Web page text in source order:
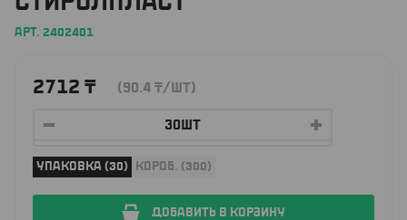
АРТ. 2402401
2712 ₸ (90.4 ₸/ШТ)
УПАКОВКА (30) КОРОБ. (300)
ДОБАВИТЬ В КОРЗИНУ